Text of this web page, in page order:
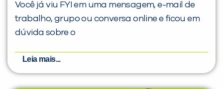
Você já viu FYI em uma mensagem, e-mail de
trabalho, grupo ou conversa online e ficou em
dúvida sobre o
Leia mais...